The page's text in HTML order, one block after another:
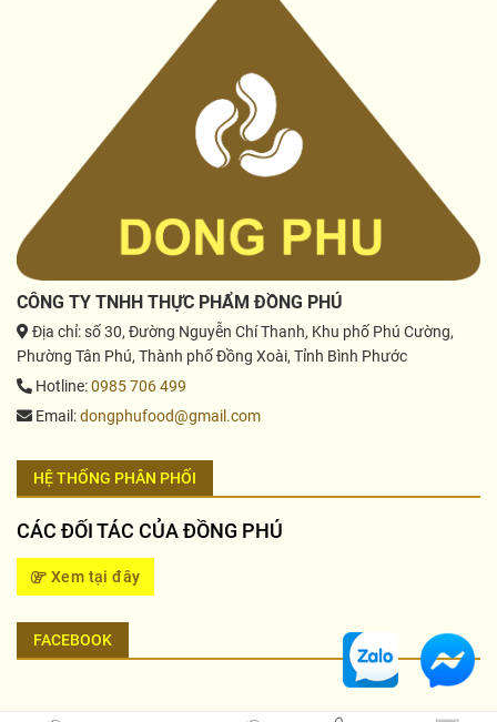
CÔNG TY TNHH THỰC PHẨM ĐỒNG PHÚ
Địa chỉ: số 30, Đường Nguyễn Chí Thanh, Khu phố Phú Cường,
Phường Tân Phú, Thành phố Đồng Xoài, Tỉnh Bình Phước
Hotline:0985 706 499
Email:dongphufood@gmail.com
HỆ THỐNG PHÂN PHỐI
CÁC ĐỐI TÁC CỦA ĐỒNG PHÚ
Xem tại đây
FACEBOOK